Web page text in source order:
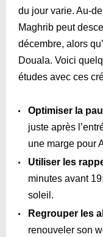
du jour varie. Au-
Maghrib peut
décembre, alors
Douala. Voici
études avec ces
Optimiser la
juste après
une marge pour
Utiliser les
minutes avant
soleil.
Regrouper les
renouveler son